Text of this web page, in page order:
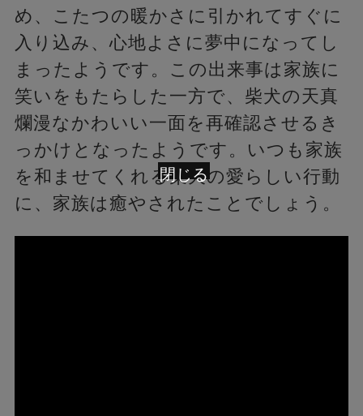
め、こたつの暖かさに引かれてすぐに
入り込み、心地よさに夢中になってし
まったようです。この出来事は家族に
笑いをもたらした一方で、柴犬の天真
爛漫なかわいい一面を再確認させるき
っかけとなったようです。いつも家族
を和ませてくれる柴犬の愛らしい行動
に、家族は癒やされたことでしょう。
閉じる